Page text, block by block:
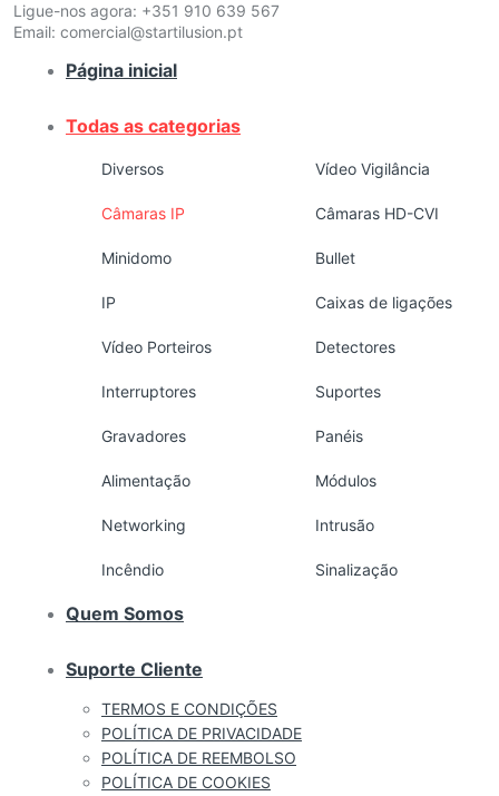
Ligue-nos agora: +351 910 639 567
Email: comercial@startilusion.pt
Página inicial
Todas as categorias
Diversos Vídeo Vigilância
Câmaras IP Câmaras HD-CVI
Minidomo Bullet
IP Caixas de ligações
Vídeo Porteiros Detectores
Interruptores Suportes
Gravadores Panéis
Alimentação Módulos
Networking Intrusão
Incêndio Sinalização
Quem Somos
Suporte Cliente
TERMOS E CONDIÇÕES
POLÍTICA DE PRIVACIDADE
POLÍTICA DE REEMBOLSO
POLÍTICA DE COOKIES